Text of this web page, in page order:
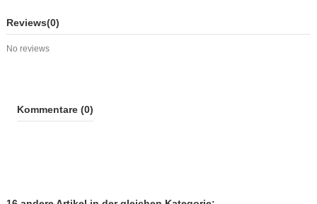
Reviews(0)
No reviews
Kommentare (0)